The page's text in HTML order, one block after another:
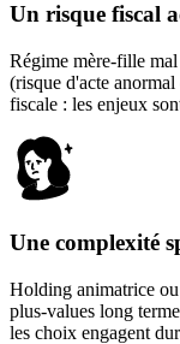
Un risque fiscal
Régime mère-fille
(risque d'acte
fiscale : les enjeux
Une complexité
Holding animatrice
plus-values long
les choix engagent